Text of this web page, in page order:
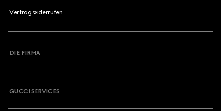
Vertrag widerrufen
DIE FIRMA
GUCCI SERVICES